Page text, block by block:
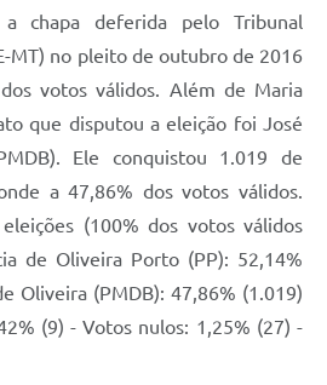
chapa deferida pelo Tribunal
MT) no pleito de outubro de 2016
votos válidos. Além de Maria
que disputou a eleição foi José
Ele conquistou 1.019 de
a 47,86% dos votos válidos.
(100% dos votos válidos
de Oliveira Porto (PP): 52,14%
Oliveira (PMDB): 47,86% (1.019)
(9) - Votos nulos: 1,25% (27) -